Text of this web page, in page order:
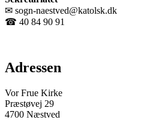
✉ sogn-naestved@katolsk.dk
☎ 40 84 90 91
Adressen
Vor Frue Kirke
Præstøvej 29
4700 Næstved